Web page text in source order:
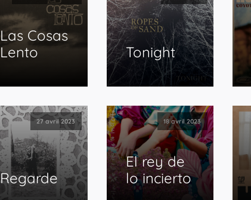
Las Cosas
Lento
Tonight
27 avril 2023
Regarde
18 avril 2023
El rey de
lo incierto